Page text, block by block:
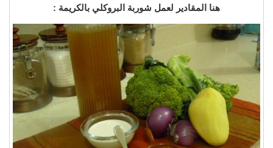
هنا المقادير لعمل شوربة البروكلي بالكريمة :